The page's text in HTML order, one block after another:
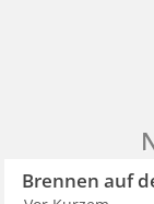
Brennen auf